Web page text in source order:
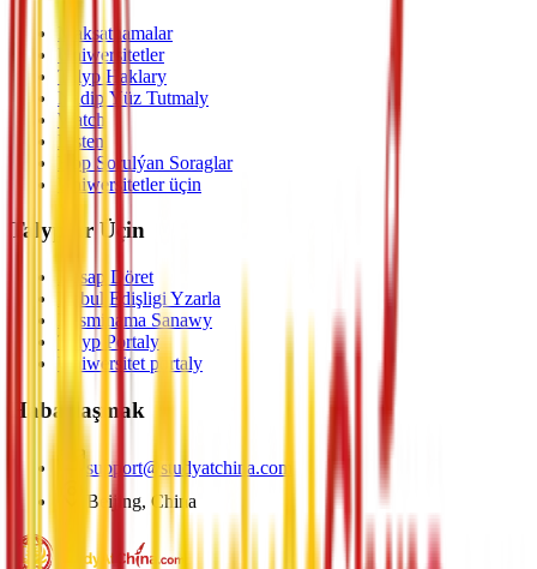
Maksatnamalar
Uniwersitetler
Talyp Haklary
Nädip Ýüz Tutmaly
Watch
Listen
Köp Sorulýan Soraglar
Uniwersitetler üçin
Talyplar Üçin
Hasap Döret
Kabul Edişligi Yzarla
Resminama Sanawy
Talyp Portaly
Uniwersitet portaly
Habarlaşmak
support@studyatchina.com
Beijing, China